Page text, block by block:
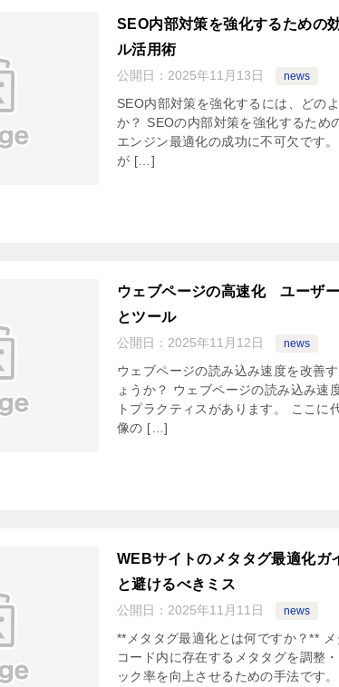
SEO内部対策を強化するための
ル活用術
公開日： 2025年11月13日 news
SEO内部対策を強化するには、どの
か？ SEOの内部対策を強化するため
エンジン最適化の成功に不可欠です
が […]
ウェブページの高速化 ユーザ
とツール
公開日： 2025年11月12日 news
ウェブページの読み込み速度を改善
ょうか？ ウェブページの読み込み速
トプラクティスがあります。 ここ
像の […]
WEBサイトのメタタグ最適化
と避けるべきミス
公開日： 2025年11月11日 news
**メタタグ最適化とは何ですか？**
コード内に存在するメタタグを調整
ック率を向上させるための手法です